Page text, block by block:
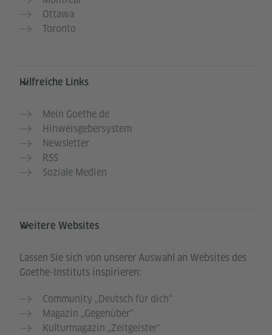
Ottawa
Toronto
Hilfreiche Links
Mein Goethe.de
Hinweisgebersystem
Newsletter
RSS
Soziale Medien
Weitere Websites
Lassen Sie sich von unserer Auswahl an Websites des
Goethe-Instituts inspirieren:
Community „Deutsch für dich“
Magazin „Gegenüber“
Kulturmagazin „Zeitgeister"